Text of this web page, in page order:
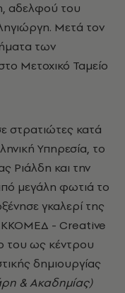
αδελφού του
Μετά τον
των
Μετοχικό Ταμείο
στρατιώτες κατά
Υπηρεσία, το
Ριάλδη και την
μεγάλη φωτιά το
γκαλερί της
- Creative
του ως κέντρου
δημιουργίας
& Ακαδημίας)